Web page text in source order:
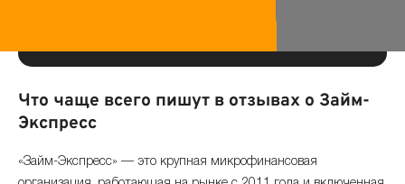
Что чаще всего пишут в отзывах о Займ-
Экспресс
«Займ-Экспресс» — это крупная микрофинансовая